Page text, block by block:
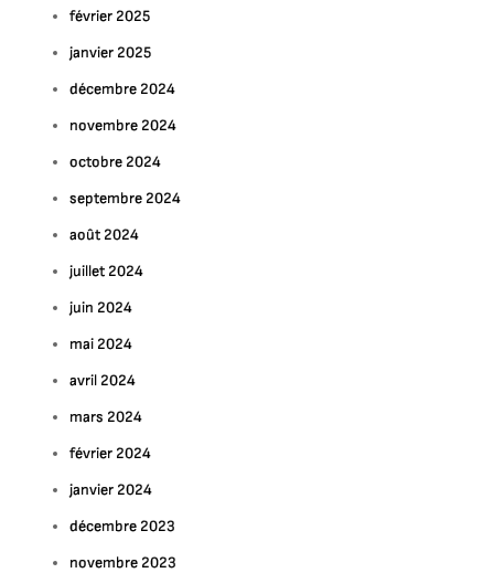
février 2025
janvier 2025
décembre 2024
novembre 2024
octobre 2024
septembre 2024
août 2024
juillet 2024
juin 2024
mai 2024
avril 2024
mars 2024
février 2024
janvier 2024
décembre 2023
novembre 2023